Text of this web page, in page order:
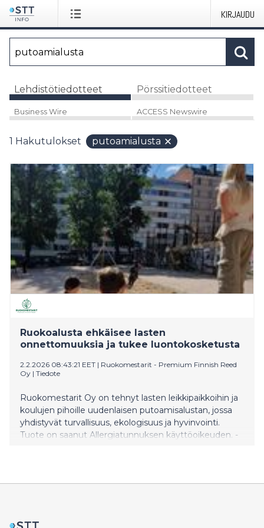
KIRJAUDU
Lehdistötiedotteet Pörssitiedotteet
Business Wire ACCESS Newswire
1 Hakutulokset putoamialusta
Ruokoalusta ehkäisee lasten
onnettomuuksia ja tukee luontokosketusta
2.2.2026 08:43:21 EET | Ruokomestarit - Premium Finnish Reed
Oy | Tiedote
Ruokomestarit Oy on tehnyt lasten leikkipaikkoihin ja
koulujen pihoille uudenlaisen putoamisalustan, jossa
yhdistyvät turvallisuus, ekologisuus ja hyvinvointi.
Tuote on saanut Allergiatunnuksen käyttöoikeuden. -